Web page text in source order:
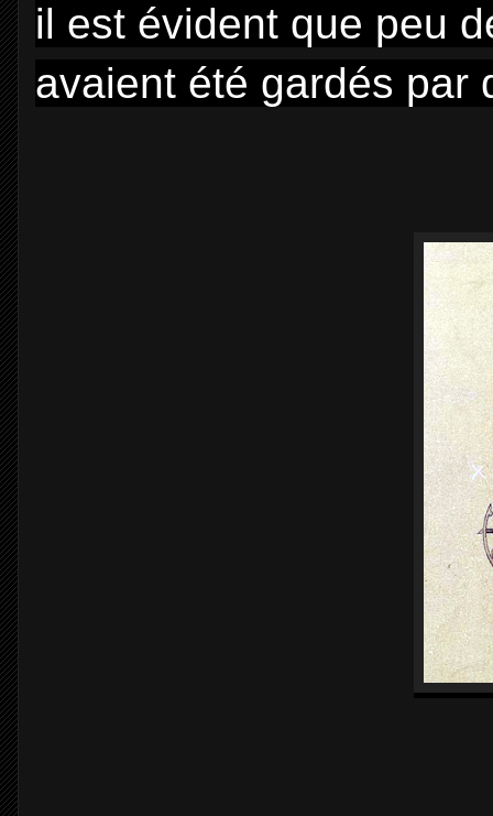
il est évident que peu
avaient été gardés par